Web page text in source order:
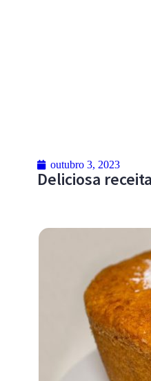
outubro 3, 2023
Deliciosa